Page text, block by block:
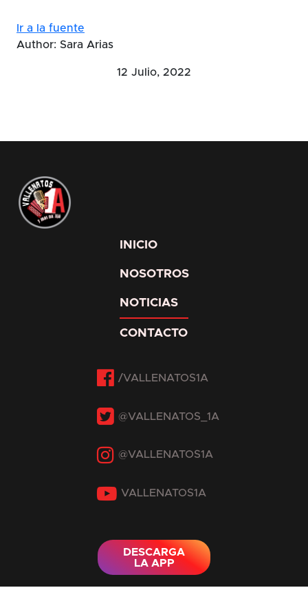
Ir a la fuente
Author: Sara Arias
12 Julio, 2022
INICIO
NOSOTROS
NOTICIAS
CONTACTO
DESCARGA
LA APP